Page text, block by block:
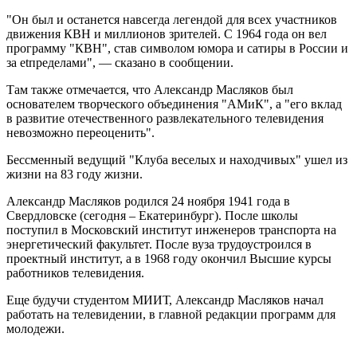
"Он был и останется навсегда легендой для всех участников
движения КВН и миллионов зрителей. С 1964 года он вел
программу "КВН", став символом юмора и сатиры в России и
за еtпределами", — сказано в сообщении.
Там также отмечается, что Александр Масляков был
основателем творческого объединения "АМиК", а "его вклад
в развитие отечественного развлекательного телевидения
невозможно переоценить".
Бессменный ведущий "Клуба веселых и находчивых" ушел из
жизни на 83 году жизни.
Александр Масляков родился 24 ноября 1941 года в
Свердловске (сегодня – Екатеринбург). После школы
поступил в Московский институт инженеров транспорта на
энергетический факультет. После вуза трудоустроился в
проектный институт, а в 1968 году окончил Высшие курсы
работников телевидения.
Еще будучи студентом МИИТ, Александр Масляков начал
работать на телевидении, в главной редакции программ для
молодежи.